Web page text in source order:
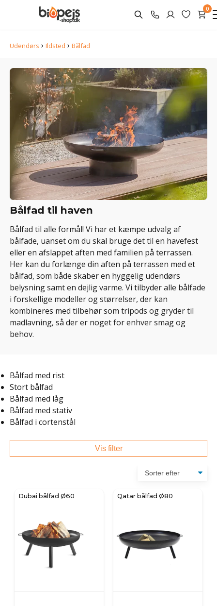
0
Udendørs › Ildsted › Bålfad
Bålfad til haven
Bålfad til alle formål! Vi har et kæmpe udvalg af
bålfade, uanset om du skal bruge det til en havefest
eller en afslappet aften med familien på terrassen.
Her kan du forlænge din aften på terrassen med et
bålfad, som både skaber en hyggelig udendørs
belysning samt en dejlig varme. Vi tilbyder alle bålfade
i forskellige modeller og størrelser, der kan
kombineres med tilbehør som tripods og gryder til
madlavning, så der er noget for enhver smag og
behov.
Bålfad med rist
Stort bålfad
Bålfad med låg
Bålfad med stativ
Bålfad i cortenstål
Vis filter
Dubai bålfad Ø60 Qatar bålfad Ø80